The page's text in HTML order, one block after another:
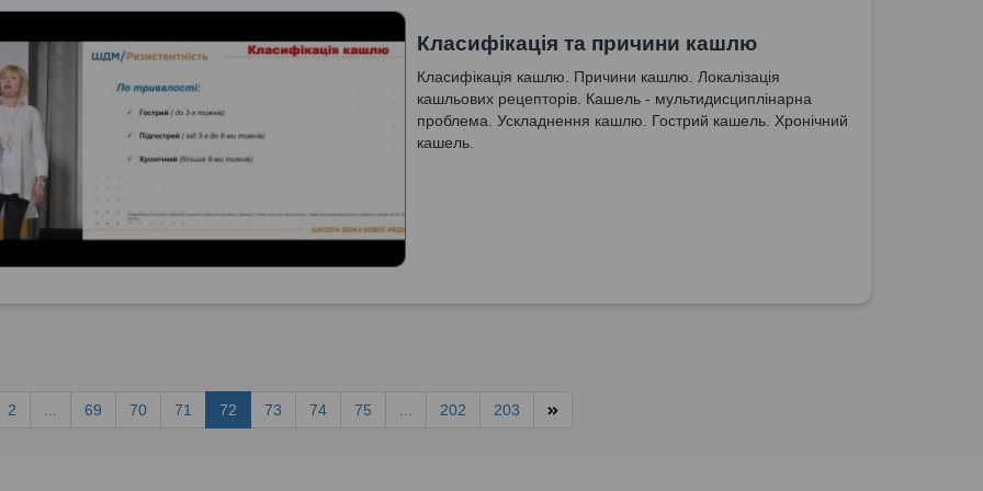
Класифікація та причини кашлю
Класифікація кашлю. Причини кашлю. Локалізація
кашльових рецепторів. Кашель - мультидисциплінарна
проблема. Ускладнення кашлю. Гострий кашель. Хронічний
кашель.
2 69 70 71 72 73 74 75 202 203